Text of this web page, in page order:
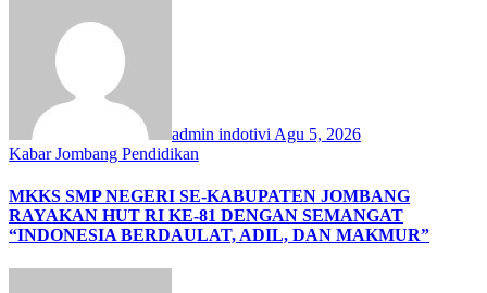
admin indotivi Agu 5, 2026
Kabar Jombang Pendidikan
MKKS SMP NEGERI SE-KABUPATEN JOMBANG
RAYAKAN HUT RI KE-81 DENGAN SEMANGAT
“INDONESIA BERDAULAT, ADIL, DAN MAKMUR”